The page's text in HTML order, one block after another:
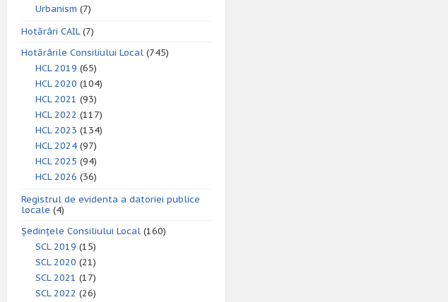
Urbanism (7)
Hotărâri CAIL(7)
Hotărârile Consiliului Local (745)
HCL 2019 (65)
HCL 2020 (104)
HCL 2021 (93)
HCL 2022 (117)
HCL 2023 (134)
HCL 2024 (97)
HCL 2025 (94)
HCL 2026 (36)
Registrul de evidenta a datoriei publice
locale (4)
Ședințele Consiliului Local (160)
SCL 2019 (15)
SCL 2020 (21)
SCL 2021 (17)
SCL 2022 (26)